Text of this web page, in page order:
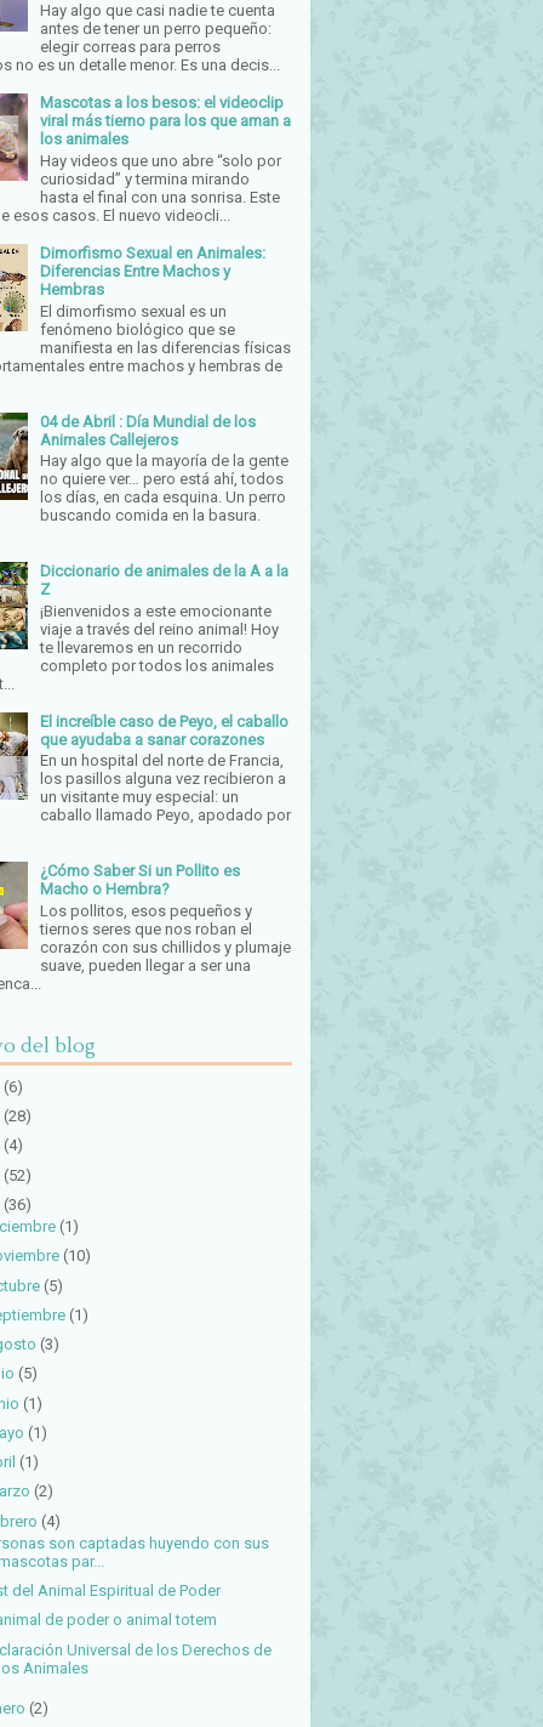
Hay algo que casi nadie te cuenta
antes de tener un perro pequeño:
elegir correas para perros
no es un detalle menor. Es una decis...
Mascotas a los besos: el videoclip
viral más tierno para los que aman a
los animales
Hay videos que uno abre “solo por
curiosidad” y termina mirando
hasta el final con una sonrisa. Este
esos casos. El nuevo videocli...
Dimorfismo Sexual en Animales:
Diferencias Entre Machos y
Hembras
El dimorfismo sexual es un
fenómeno biológico que se
manifiesta en las diferencias físicas
entre machos y hembras de
04 de Abril : Día Mundial de los
Animales Callejeros
Hay algo que la mayoría de la gente
no quiere ver… pero está ahí, todos
los días, en cada esquina. Un perro
buscando comida en la basura.
Diccionario de animales de la A a la
Z
¡Bienvenidos a este emocionante
viaje a través del reino animal! Hoy
te llevaremos en un recorrido
completo por todos los animales
El increíble caso de Peyo, el caballo
que ayudaba a sanar corazones
En un hospital del norte de Francia,
los pasillos alguna vez recibieron a
un visitante muy especial: un
caballo llamado Peyo, apodado por
¿Cómo Saber Si un Pollito es
Macho o Hembra?
Los pollitos, esos pequeños y
tiernos seres que nos roban el
corazón con sus chillidos y plumaje
suave, pueden llegar a ser una
del blog
(6)
(28)
(4)
(52)
(36)
(1)
(10)
(5)
(1)
(3)
(5)
(1)
(1)
(1)
(2)
(4)
son captadas huyendo con sus
par...
del Animal Espiritual de Poder
de poder o animal totem
Universal de los Derechos de
Animales
(2)